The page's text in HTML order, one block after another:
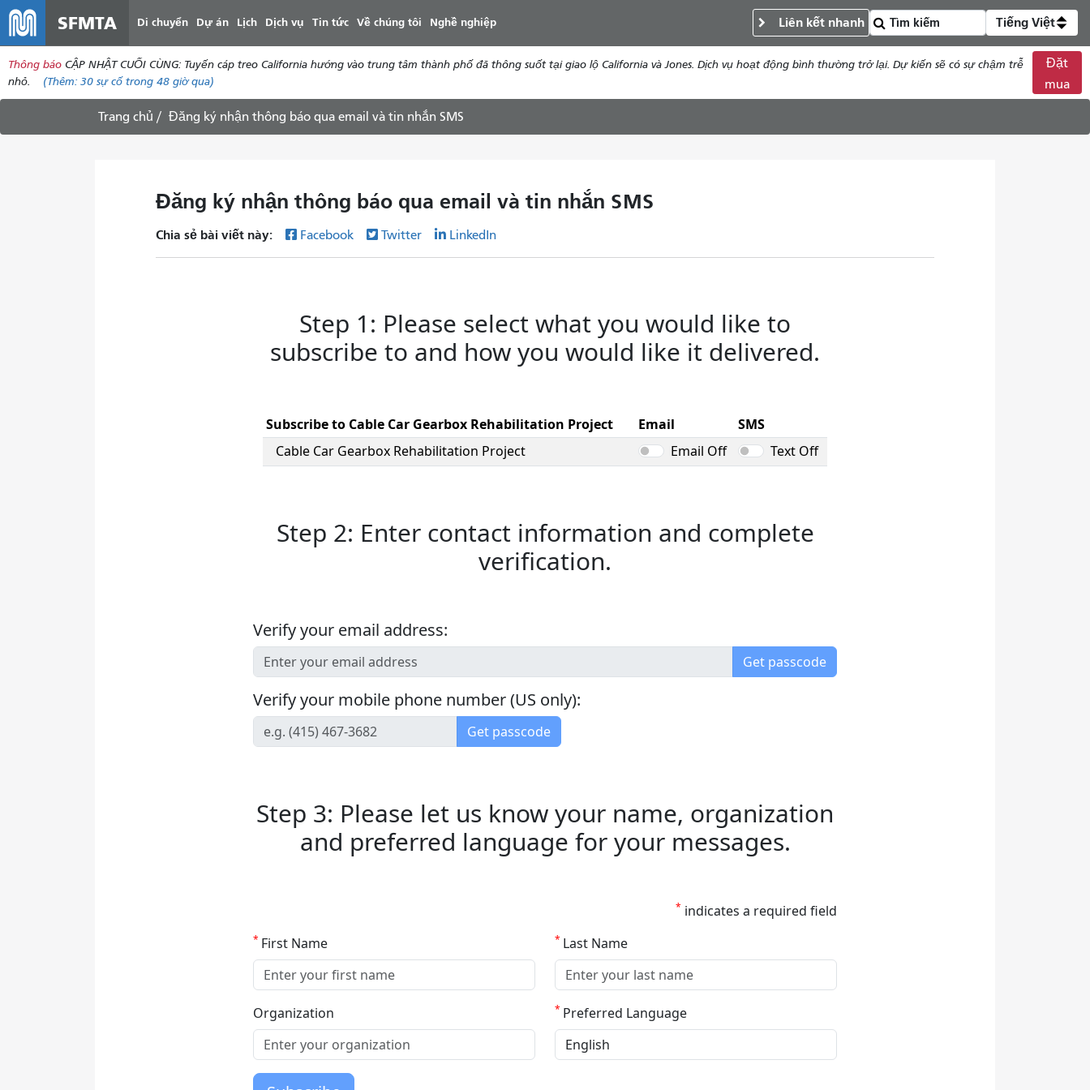
dung
SFMTA Di chuyển Dự án Lịch Dịch vụ Tin tức Về chúng tôi Nghề nghiệp Liên kết nhanh Tiếng Việt
Thông báo CẬP NHẬT CUỐI CÙNG: Tuyến cáp treo California hướng vào trung tâm thành phố đã thông suốt tại giao lộ California và Jones. Dịch vụ hoạt động bình thường trở lại. Dự kiến ​​sẽ có sự chậm trễ
nhỏ.
(Thêm: 30 sự cố trong 48 giờ qua)
Đặt
mua
Trang chủ Đăng ký nhận thông báo qua email và tin nhắn SMS
Đăng ký nhận thông báo qua email và tin nhắn SMS
Chia sẻ bài viết này: Facebook Twitter LinkedIn